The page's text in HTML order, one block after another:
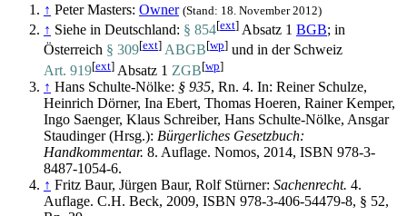
↑ Peter Masters: Owner (Stand: 18. November 2012)
↑ Siehe in Deutschland: § 854[ext] Absatz 1 BGB; in
Österreich § 309[ext] ABGB[wp] und in der Schweiz
Art. 919[ext] Absatz 1 ZGB[wp]
↑ Hans Schulte-Nölke: § 935, Rn. 4. In: Reiner Schulze,
Heinrich Dörner, Ina Ebert, Thomas Hoeren, Rainer Kemper,
Ingo Saenger, Klaus Schreiber, Hans Schulte-Nölke, Ansgar
Staudinger (Hrsg.): Bürgerliches Gesetzbuch:
Handkommentar. 8. Auflage. Nomos, 2014, ISBN 978-3-
8487-1054-6.
↑ Fritz Baur, Jürgen Baur, Rolf Stürner: Sachenrecht. 4.
Auflage. C.H. Beck, 2009, ISBN 978-3-406-54479-8, § 52,